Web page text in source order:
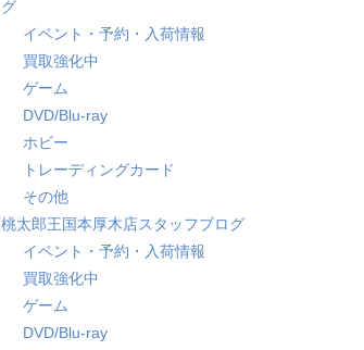
グ
イベント・予約・入荷情報
買取強化中
ゲーム
DVD/Blu-ray
ホビー
トレーディングカード
その他
桃太郎王国本厚木店スタッフブログ
イベント・予約・入荷情報
買取強化中
ゲーム
DVD/Blu-ray